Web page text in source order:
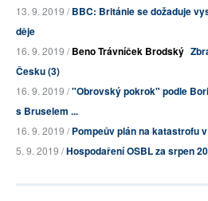
13. 9. 2019 /BBC: Británie se dožaduje
děje
16. 9. 2019 /Beno Trávníček Brodský
Česku (3)
16. 9. 2019 /"Obrovský pokrok" podle
s Bruselem ...
16. 9. 2019 /Pompeův plán na katastrofu
5. 9. 2019 /Hospodaření OSBL za srpen